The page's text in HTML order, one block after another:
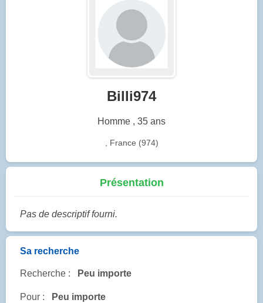
Billi974
Homme , 35 ans
, France (974)
Présentation
Pas de descriptif fourni.
Sa recherche
Recherche : Peu importe
Pour : Peu importe